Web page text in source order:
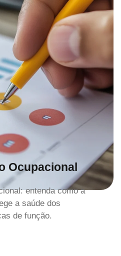
Ocupacional
entenda como a
a saúde dos
de função.